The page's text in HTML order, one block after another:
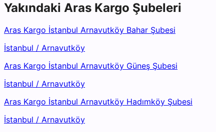
Yakındaki Aras Kargo Şubeleri
Aras Kargo İstanbul Arnavutköy Bahar Şubesi
İstanbul / Arnavutköy
Aras Kargo İstanbul Arnavutköy Güneş Şubesi
İstanbul / Arnavutköy
Aras Kargo İstanbul Arnavutköy Hadımköy Şubesi
İstanbul / Arnavutköy